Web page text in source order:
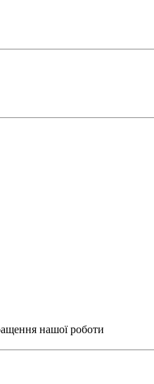
нашої роботи